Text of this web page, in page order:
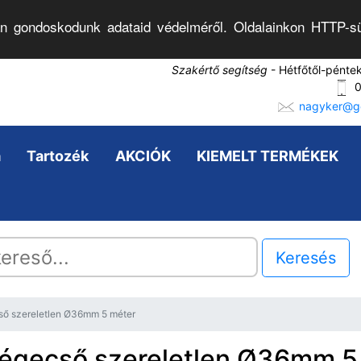
gondoskodunk adataid védelméről. Oldalainkon
Szakértő segítség - Hétfőtől-
Tartozék AKCIÓK KIEMELT TERMÉKEK
Keresés
szereletlen Ø36mm 5 méter